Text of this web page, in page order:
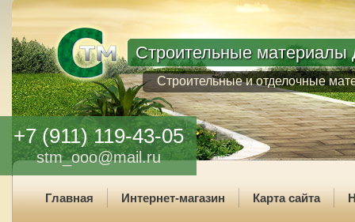
Строительные материалы
Строительные и отделочные
+7 (911) 119-43-05
stm_ooo@mail.ru
Главная Интернет-магазин Карта сайта